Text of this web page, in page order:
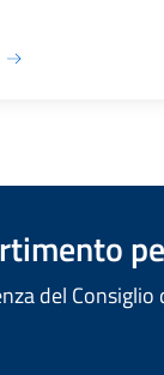
del